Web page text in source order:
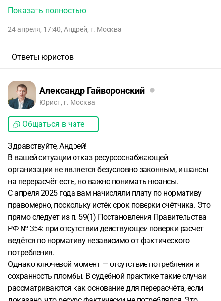
г. просрочил. С апреля 2025 г. мне приходили счета по
не было, о чем свидетельствуют показания
в ресурсоснабжающую организацию с просьбой
осмотра сделать перерасчет за период 2025-2026 гг., но
получил отказ. Пожалуйста, подскажите , возможно ли и
Показать полностью
24 апреля, 17:40, Андрей, г. Москва
Ответы юристов
Александр Гайворонский
Юрист, г. Москва
Общаться в чате
Здравствуйте, Андрей!
В вашей ситуации отказ ресурсоснабжающей
организации не является безусловно законным, и шансы
на перерасчёт есть, но важно понимать нюансы.
С апреля 2025 года вам начисляли плату по нормативу
правомерно, поскольку истёк срок поверки счётчика. Это
прямо следует из п. 59(1) Постановления Правительства
РФ № 354: при отсутствии действующей поверки расчёт
ведётся по нормативу независимо от фактического
потребления.
Однако ключевой момент — отсутствие потребления и
сохранность пломбы. В судебной практике такие случаи
рассматриваются как основание для перерасчёта, если